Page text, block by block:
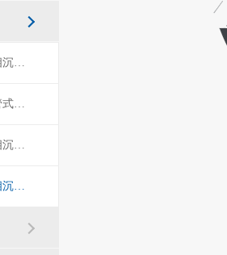
1200℃管式气相沉积炉
1200℃大口径管式气相炉
1400℃管式气相沉积炉
1700℃管式气相沉积炉